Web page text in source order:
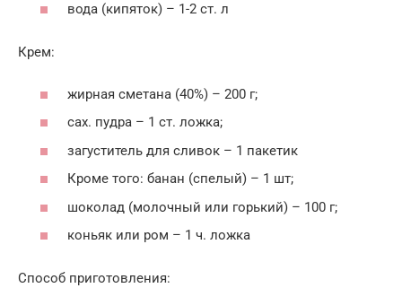
вода (кипяток) – 1-2 ст. л
Крем:
жирная сметана (40%) – 200 г;
сах. пудра – 1 ст. ложка;
загуститель для сливок – 1 пакетик
Кроме того: банан (спелый) – 1 шт;
шоколад (молочный или горький) – 100 г;
коньяк или ром – 1 ч. ложка
Способ приготовления: